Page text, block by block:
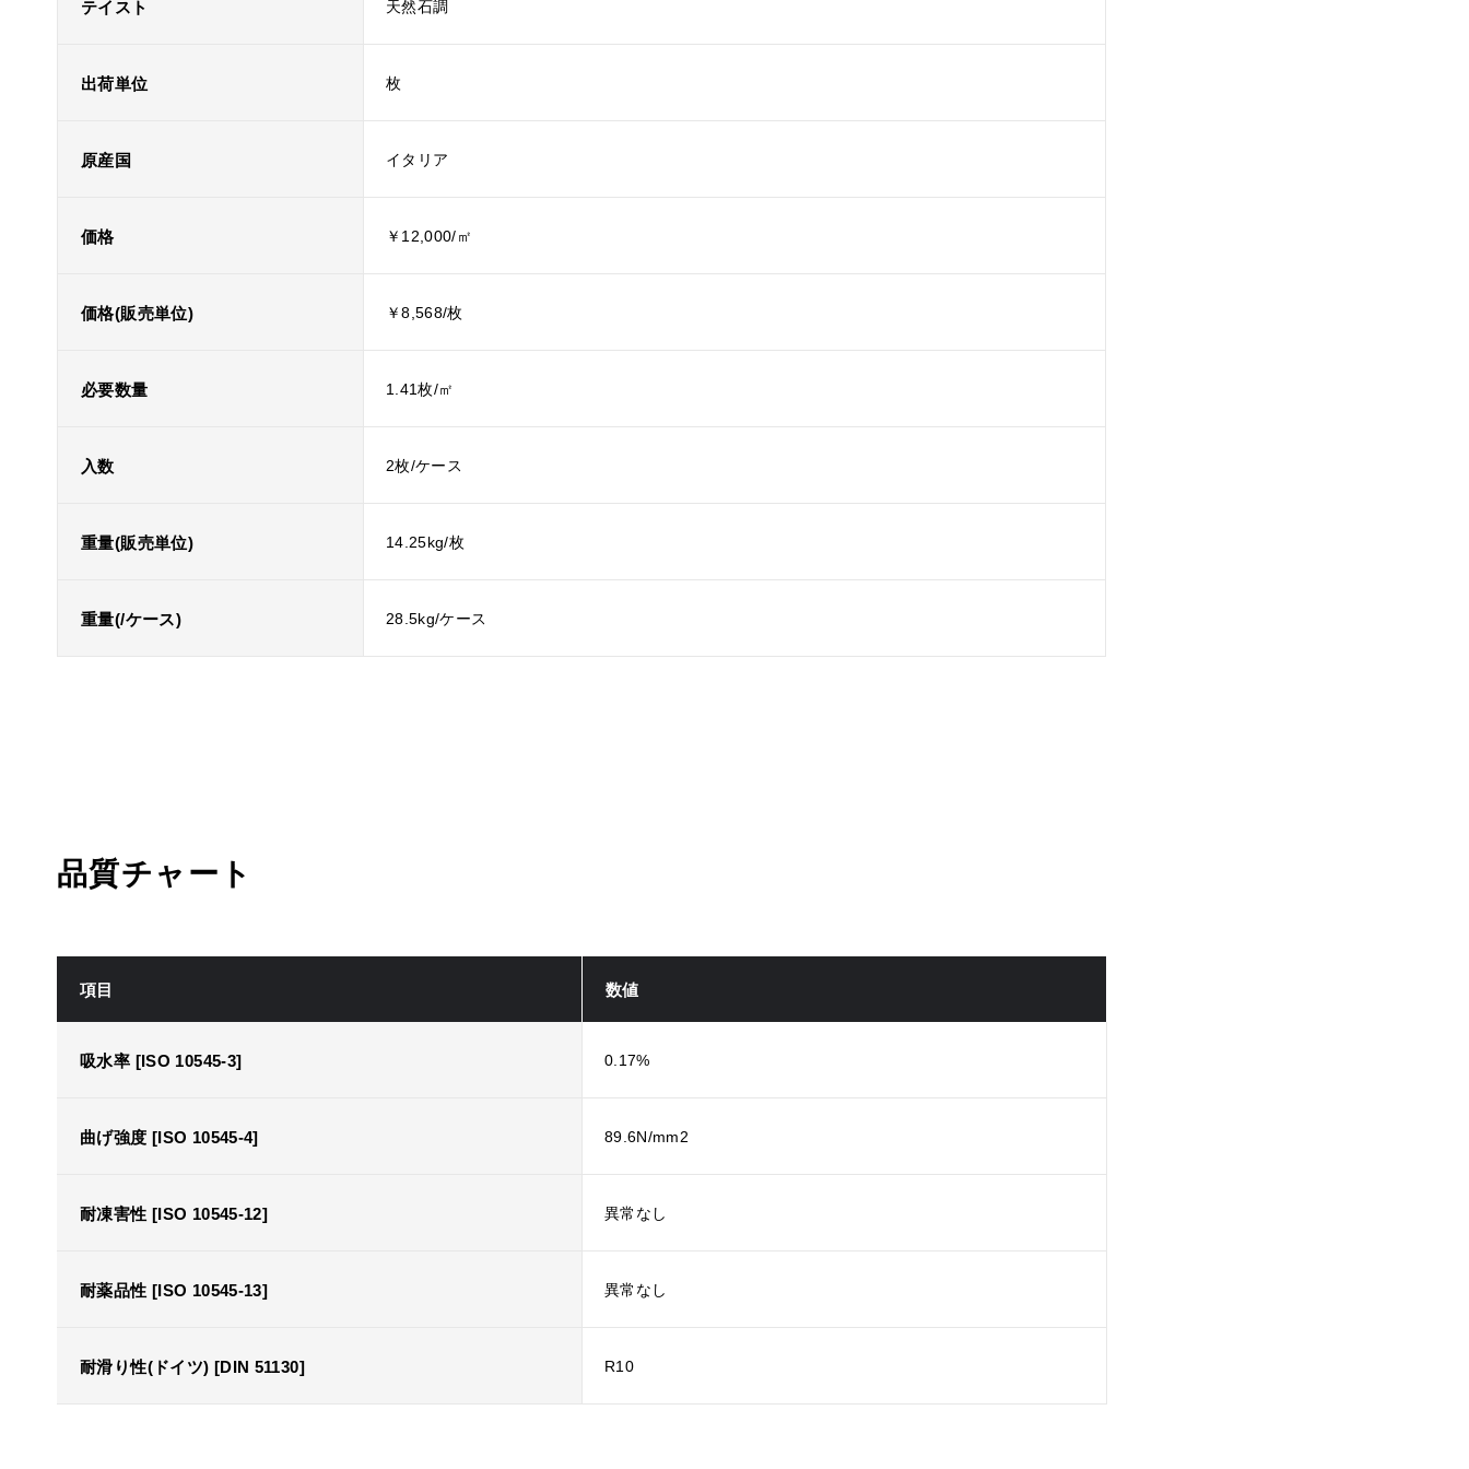
テイスト 天然石調
出荷単位 枚
原産国 イタリア
価格 ￥12,000/㎡
価格(販売単位) ￥8,568/枚
必要数量 1.41枚/㎡
入数 2枚/ケース
重量(販売単位) 14.25kg/枚
重量(/ケース) 28.5kg/ケース
品質チャート
項目 数値
吸水率 [ISO 10545-3] 0.17%
曲げ強度 [ISO 10545-4] 89.6N/mm2
耐凍害性 [ISO 10545-12] 異常なし
耐薬品性 [ISO 10545-13] 異常なし
耐滑り性(ドイツ) [DIN 51130] R10